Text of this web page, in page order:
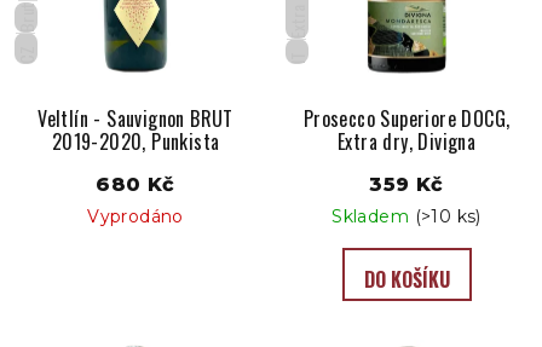
CZ
Brut
Veltlín - Sauvignon BRUT
2019-2020, Punkista
680 Kč
Vyprodáno
IT
Prosecco Superiore DOCG,
Extra dry, Divigna
359 Kč
Skladem (>10 ks)
DO KOŠÍKU